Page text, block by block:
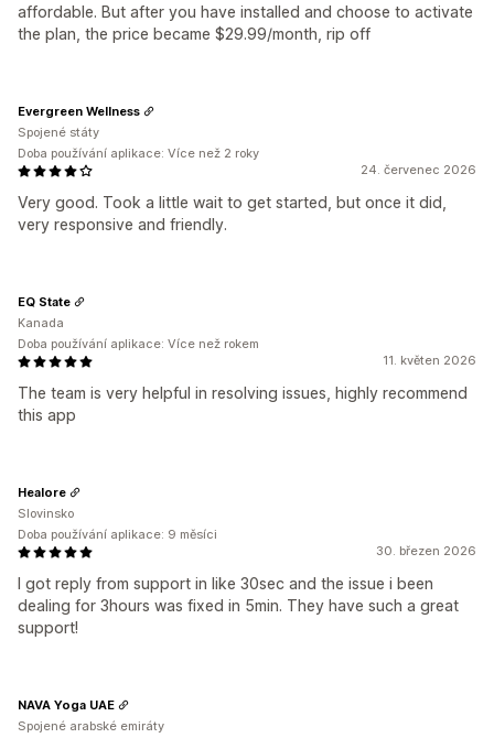
affordable. But after you have installed and choose to activate
the plan, the price became $29.99/month, rip off
24. červenec 2026
Very good. Took a little wait to get started, but once it did,
very responsive and friendly.
Evergreen Wellness
Spojené státy
Doba používání aplikace: Více než 2 roky
11. květen 2026
The team is very helpful in resolving issues, highly recommend
this app
EQ State
Kanada
Doba používání aplikace: Více než rokem
30. březen 2026
I got reply from support in like 30sec and the issue i been
dealing for 3hours was fixed in 5min. They have such a great
support!
Healore
Slovinsko
Doba používání aplikace: 9 měsíci
NAVA Yoga UAE
Spojené arabské emiráty